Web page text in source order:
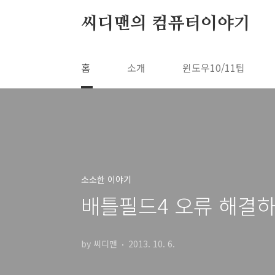
씨디맨의 컴퓨터이야기
홈 소개 윈도우10/11팁
소소한 이야기
배틀필드4 오류 해결
by 씨디맨 2013. 10. 6.